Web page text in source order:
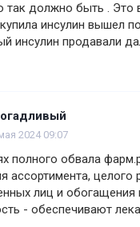
так должно быть . Это
инсулин вышел
инсулин продавали
2024 09:07
полного обвала
ассортимента,
лиц и
- обеспечивают